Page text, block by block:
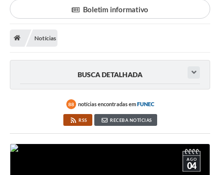
Boletim informativo
Notícias
BUSCA DETALHADA
88 notícias encontradas emFUNEC
RSS RECEBA NOTÍCIAS
AGO
04